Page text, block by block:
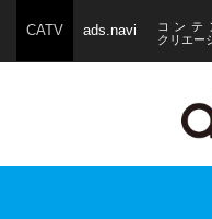
CATV ads.navi
コンテ
クリエー